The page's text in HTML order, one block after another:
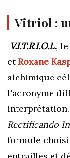
Vitriol :
V.I.T.R.I.O.L.,
etRoxane
alchimique
l'acronyme
interprétation.
Rectificando
formule
entrailles et